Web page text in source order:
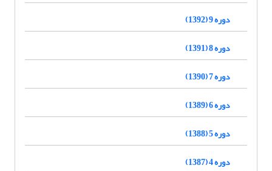
دوره 9 (1392)
دوره 8 (1391)
دوره 7 (1390)
دوره 6 (1389)
دوره 5 (1388)
دوره 4 (1387)